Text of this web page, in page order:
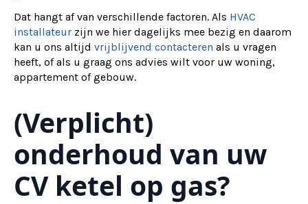
Dat hangt af van verschillende factoren. Als HVAC
installateur zijn we hier dagelijks mee bezig en daarom
kan u ons altijd vrijblijvend contacteren als u vragen
heeft, of als u graag ons advies wilt voor uw woning,
appartement of gebouw.
(Verplicht)
onderhoud van uw
CV ketel op gas?